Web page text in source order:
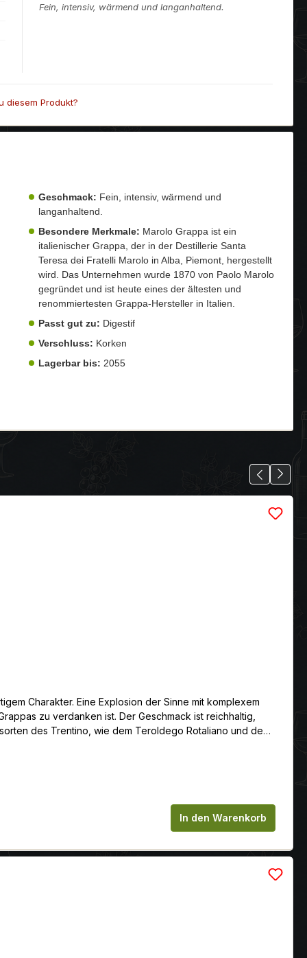
Fein, intensiv, wärmend und langanhaltend.
diesem Produkt?
Geschmack: Fein, intensiv, wärmend und
langanhaltend.
Besondere Merkmale: Marolo Grappa ist ein
italienischer Grappa, der in der Destillerie Santa
Teresa dei Fratelli Marolo in Alba, Piemont, hergestellt
wird. Das Unternehmen wurde 1870 von Paolo Marolo
gegründet und ist heute eines der ältesten und
renommiertesten Grappa-Hersteller in Italien.
Passt gut zu: Digestif
Verschluss: Korken
Lagerbar bis: 2055
Charakter. Eine Explosion der Sinne mit komplexem
zu verdanken ist. Der Geschmack ist reichhaltig,
des Trentino, wie dem Teroldego Rotaliano und dem
auf klassische Weise destilliert werden. Der
Das Holz für den Bau der Eichenfässer (Quercus
um die Anzahl zu erhöhen oder
In den Warenkorb